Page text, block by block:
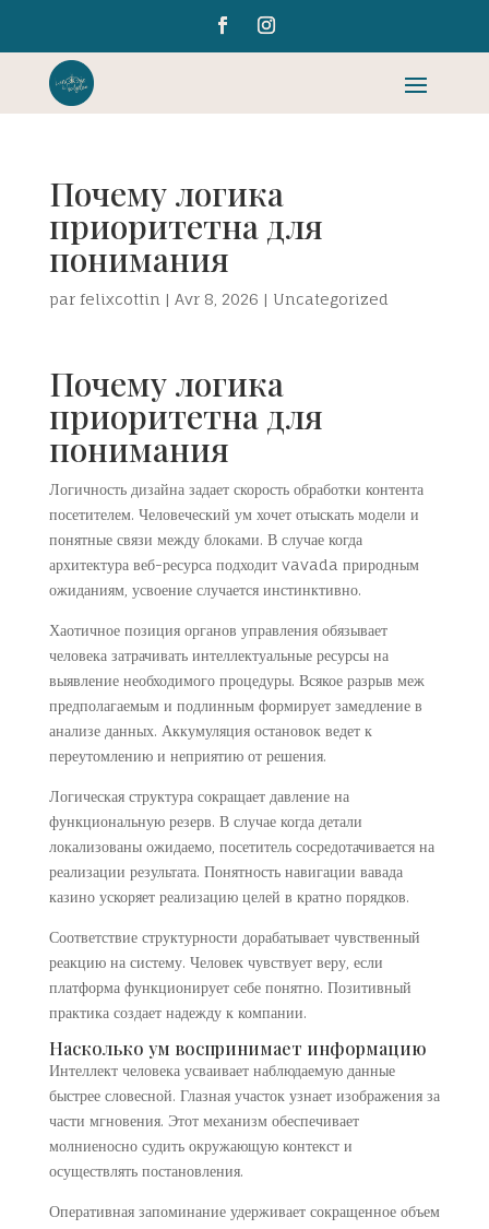
Почему логика
приоритетна для
понимания
par felixcottin | Avr 8, 2026 | Uncategorized
Почему логика
приоритетна для
понимания
Логичность дизайна задает скорость обработки контента
посетителем. Человеческий ум хочет отыскать модели и
понятные связи между блоками. В случае когда
архитектура веб-ресурса подходит vavada природным
ожиданиям, усвоение случается инстинктивно.
Хаотичное позиция органов управления обязывает
человека затрачивать интеллектуальные ресурсы на
выявление необходимого процедуры. Всякое разрыв меж
предполагаемым и подлинным формирует замедление в
анализе данных. Аккумуляция остановок ведет к
переутомлению и неприятию от решения.
Логическая структура сокращает давление на
функциональную резерв. В случае когда детали
локализованы ожидаемо, посетитель сосредотачивается на
реализации результата. Понятность навигации вавада
казино ускоряет реализацию целей в кратно порядков.
Соответствие структурности дорабатывает чувственный
реакцию на систему. Человек чувствует веру, если
платформа функционирует себе понятно. Позитивный
практика создает надежду к компании.
Насколько ум воспринимает информацию
Интеллект человека усваивает наблюдаемую данные
быстрее словесной. Глазная участок узнает изображения за
части мгновения. Этот механизм обеспечивает
молниеносно судить окружающую контекст и
осуществлять постановления.
Оперативная запоминание удерживает сокращенное объем